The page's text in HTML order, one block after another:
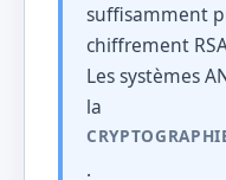
suffisamment
chiffrement
Les systèmes
la
.